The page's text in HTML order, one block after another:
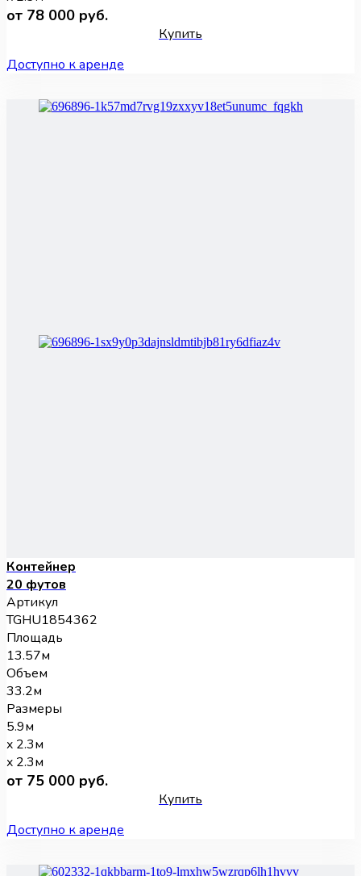
от 78 000 руб.
Купить
Доступно к аренде
Контейнер
20 футов
Артикул
TGHU1854362
Площадь
13.57м
Объем
33.2м
Размеры
5.9м
x 2.3м
x 2.3м
от 75 000 руб.
Купить
Доступно к аренде